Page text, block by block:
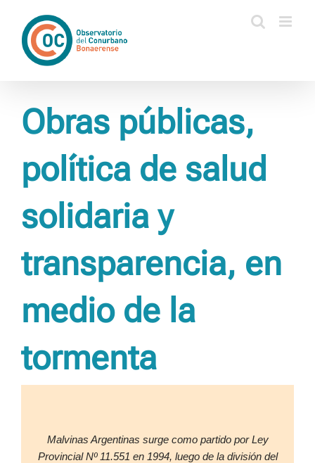
contenido
Obras públicas,
política de salud
solidaria y
transparencia, en
medio de la
tormenta
Malvinas Argentinas surge como partido por Ley
Provincial Nº 11.551 en 1994, luego de la división del